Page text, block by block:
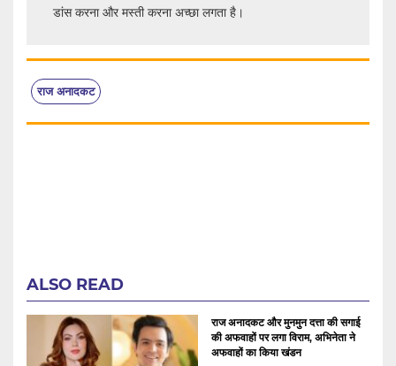
डांस करना और मस्ती करना अच्छा लगता है।
राज अनादकट
ALSO READ
राज अनादकट और मुनमुन दत्ता की सगाई
की अफवाहों पर लगा विराम, अभिनेता ने
अफवाहों का किया खंडन